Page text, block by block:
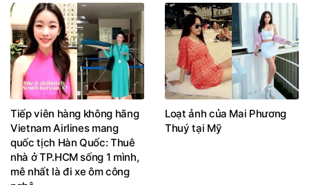
Tiếp viên hàng không hãng
Vietnam Airlines mang
quốc tịch Hàn Quốc: Thuê
nhà ở TP.HCM sống 1 mình,
mê nhất là đi xe ôm công
nghệ
Loạt ảnh của Mai Phương
Thuý tại Mỹ